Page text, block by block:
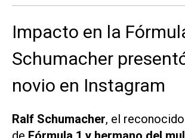
Impacto en la
Schumacher
novio en Instagram
Ralf Schumacher, el